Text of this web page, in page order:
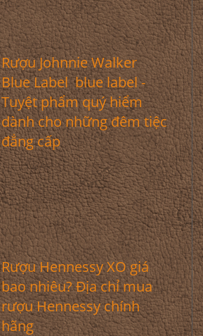
Rượu Johnnie Walker
Blue Label blue label -
Tuyệt phẩm quý hiểm
dành cho những đêm tiệc
đẳng cấp
Rượu Hennessy XO giá
bao nhiêu? Địa chỉ mua
rượu Hennessy chính
hãng